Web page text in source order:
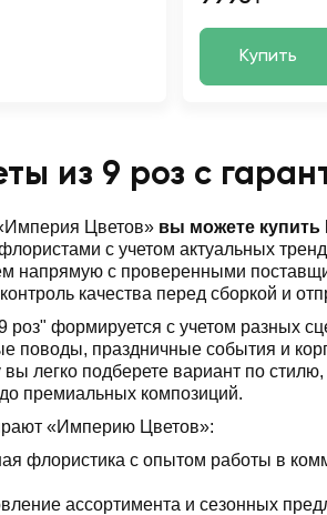
Купить
из 9 роз с
Цветов» вы можете купить
с учетом актуальных
напрямую с проверенными
качества перед сборкой и
роз" формируется с учетом разных
поводы, праздничные события и
вы легко подберете вариант по
премиальных композиций.
«Империю Цветов»:
флористика с опытом работы в
ассортимента и сезонных